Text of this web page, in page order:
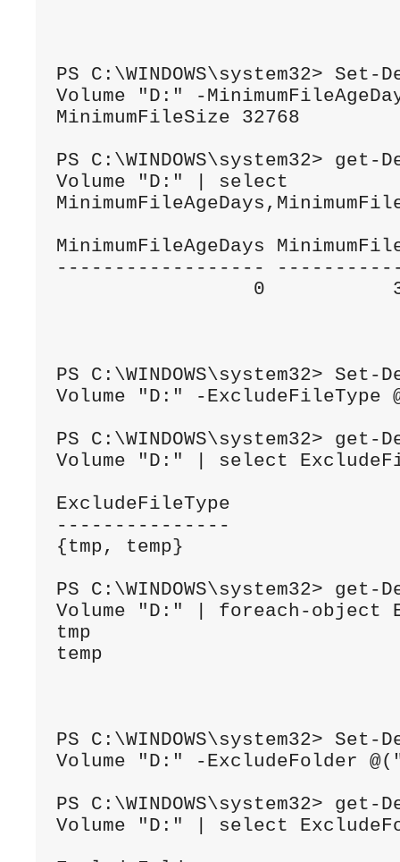
PS C:\WINDOWS\system32> Set-
Volume "D:" -
MinimumFileSize 32768
PS C:\WINDOWS\system32> get-
Volume "D:" | select
MinimumFileAgeDays
------------------
PS C:\WINDOWS\system32> Set-
Volume "D:" -ExcludeFileType
PS C:\WINDOWS\system32> get-
Volume "D:" | select
ExcludeFileType
---------------
{tmp, temp}
PS C:\WINDOWS\system32> get-
Volume "D:" | foreach-object
tmp
temp
PS C:\WINDOWS\system32> Set-
Volume "D:" -ExcludeFolder
PS C:\WINDOWS\system32> get-
Volume "D:" | select